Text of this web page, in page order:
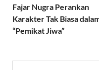
Fajar Nugra Perankan
Karakter Tak Biasa
“Pemikat Jiwa”